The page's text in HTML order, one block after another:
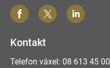
Kontakt
Telefon växel: 08 613 45 00